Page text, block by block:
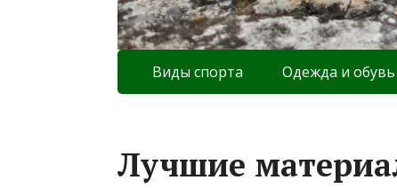
Виды спорта Одежда и
Лучшие